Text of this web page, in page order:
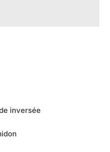
inversée